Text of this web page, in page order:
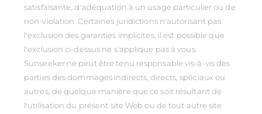
satisfaisante, d'adéquation à un usage particulier ou de
non-violation. Certaines juridictions n'autorisant pas
l'exclusion des garanties implicites, il est possible que
l'exclusion ci-dessus ne s'applique pas à vous.
Sunseeker ne peut être tenu responsable vis-à-vis des
parties des dommages indirects, directs, spéciaux ou
autres, de quelque manière que ce soit résultant de
l'utilisation du présent site Web ou de tout autre site